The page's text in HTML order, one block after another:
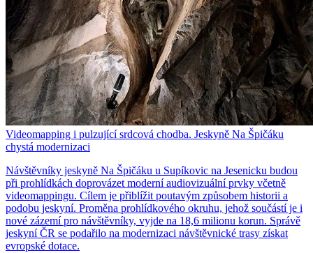
Videomapping i pulzující srdcová chodba. Jeskyně Na Špičáku
chystá modernizaci
Návštěvníky jeskyně Na Špičáku u Supíkovic na Jesenicku budou
při prohlídkách doprovázet moderní audiovizuální prvky včetně
videomappingu. Cílem je přiblížit poutavým způsobem historii a
podobu jeskyní. Proměna prohlídkového okruhu, jehož součástí je i
nové zázemí pro návštěvníky, vyjde na 18,6 milionu korun. Správě
jeskyní ČR se podařilo na modernizaci návštěvnické trasy získat
evropské dotace.